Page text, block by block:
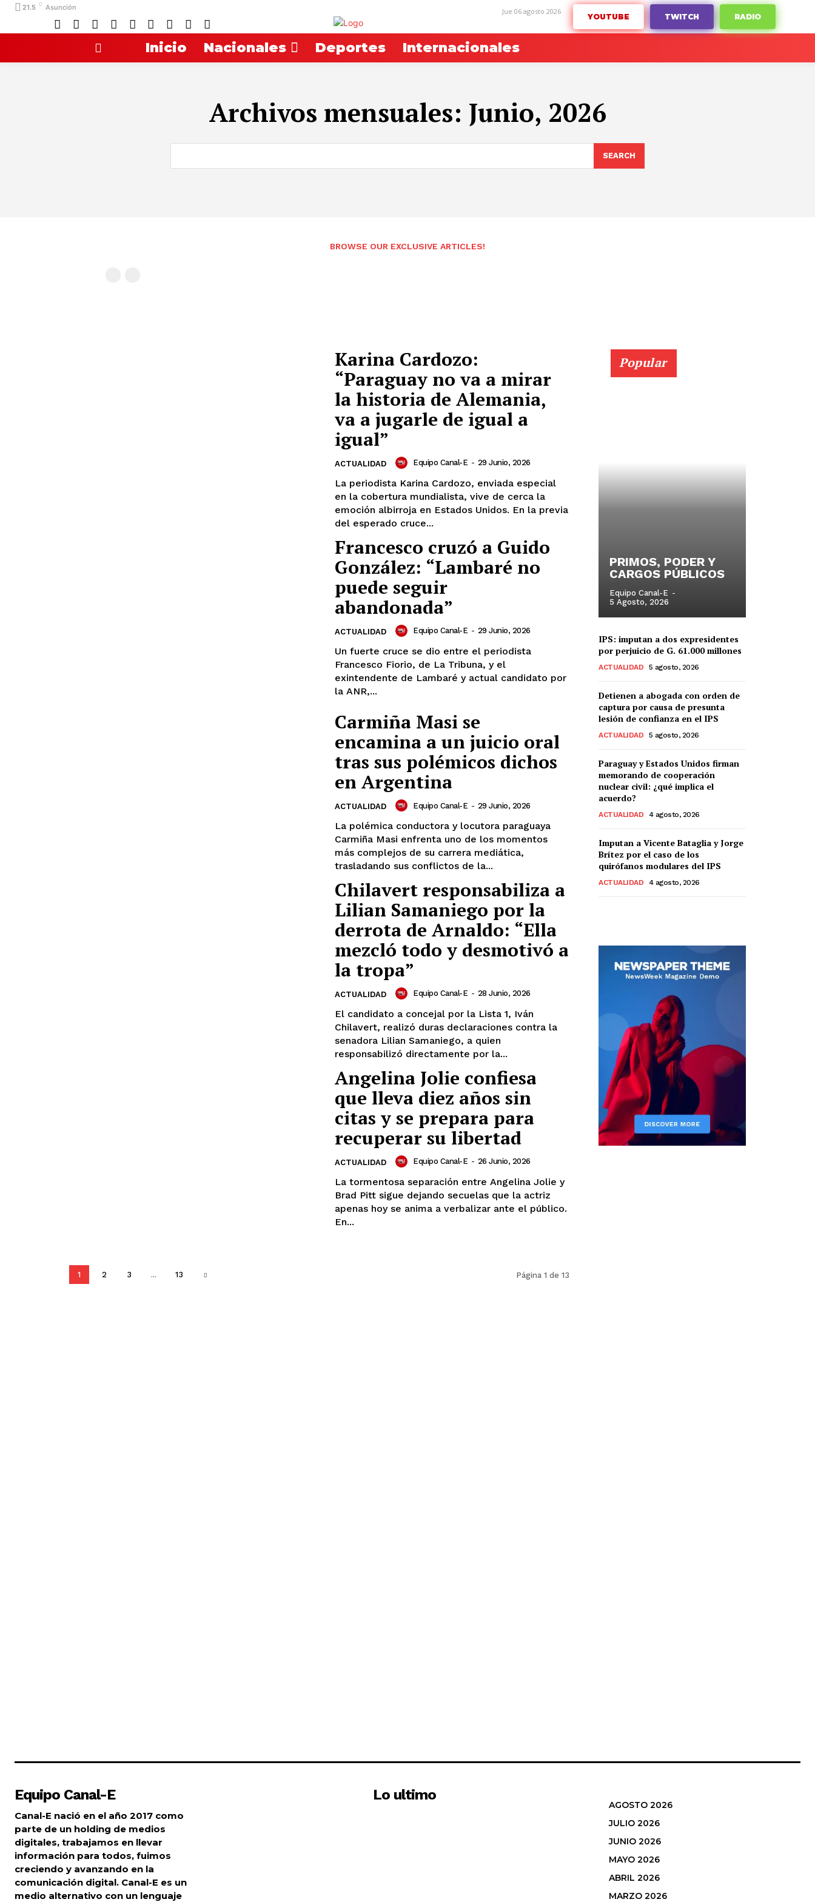
21.5 C Asunción Jue 06 agosto 2026
YOUTUBE TWITCH RADIO
Inicio Nacionales Deportes Internacionales
Archivos mensuales: Junio, 2026
SEARCH
BROWSE OUR EXCLUSIVE ARTICLES!
Karina Cardozo:
“Paraguay no va a mirar
la historia de Alemania,
va a jugarle de igual a
igual”
ACTUALIDAD Equipo Canal-E - 29 Junio, 2026
La periodista Karina Cardozo, enviada especial
en la cobertura mundialista, vive de cerca la
emoción albirroja en Estados Unidos. En la previa
del esperado cruce...
Francesco cruzó a Guido
González: “Lambaré no
puede seguir
abandonada”
ACTUALIDAD Equipo Canal-E - 29 Junio, 2026
Un fuerte cruce se dio entre el periodista
Francesco Fiorio, de La Tribuna, y el
exintendente de Lambaré y actual candidato por
la ANR,...
Carmiña Masi se
encamina a un juicio oral
tras sus polémicos dichos
en Argentina
ACTUALIDAD Equipo Canal-E - 29 Junio, 2026
La polémica conductora y locutora paraguaya
Carmiña Masi enfrenta uno de los momentos
más complejos de su carrera mediática,
trasladando sus conflictos de la...
Chilavert responsabiliza a
Lilian Samaniego por la
derrota de Arnaldo: “Ella
mezcló todo y desmotivó a
la tropa”
ACTUALIDAD Equipo Canal-E - 28 Junio, 2026
El candidato a concejal por la Lista 1, Iván
Chilavert, realizó duras declaraciones contra la
senadora Lilian Samaniego, a quien
responsabilizó directamente por la...
Angelina Jolie confiesa
que lleva diez años sin
citas y se prepara para
recuperar su libertad
ACTUALIDAD Equipo Canal-E - 26 Junio, 2026
La tormentosa separación entre Angelina Jolie y
Brad Pitt sigue dejando secuelas que la actriz
apenas hoy se anima a verbalizar ante el público.
En...
1 2 3 ... 13 Página 1 de 13
Popular
PRIMOS, PODER Y
CARGOS PÚBLICOS
Equipo Canal-E -
5 Agosto, 2026
IPS: imputan a dos expresidentes
por perjuicio de G. 61.000 millones
ACTUALIDAD 5 agosto, 2026
Detienen a abogada con orden de
captura por causa de presunta
lesión de confianza en el IPS
ACTUALIDAD 5 agosto, 2026
Paraguay y Estados Unidos firman
memorando de cooperación
nuclear civil: ¿qué implica el
acuerdo?
ACTUALIDAD 4 agosto, 2026
Imputan a Vicente Bataglia y Jorge
Brítez por el caso de los
quirófanos modulares del IPS
ACTUALIDAD 4 agosto, 2026
Equipo Canal-E
Canal-E nació en el año 2017 como
parte de un holding de medios
digitales, trabajamos en llevar
información para todos, fuimos
creciendo y avanzando en la
comunicación digital. Canal-E es un
medio alternativo con un lenguaje
Lo ultimo
AGOSTO 2026
JULIO 2026
JUNIO 2026
MAYO 2026
ABRIL 2026
MARZO 2026